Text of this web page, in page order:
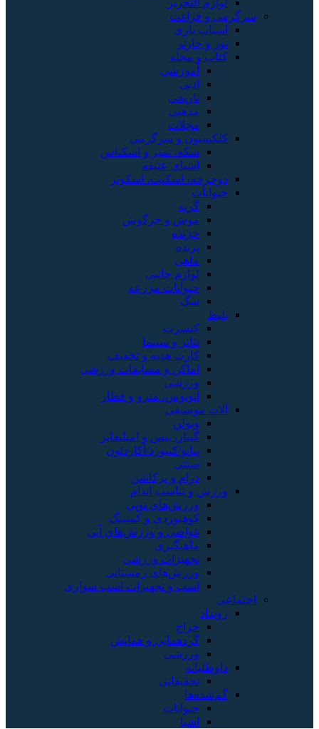
لوازم التحریر
سرگرمی و فراغت
اسباب‌ بازی
تور و چارتر
کتاب و مجله
آموزشی
ادبی
تاریخی
مذهبی
مجلات
کلکسیون و سرگرمی
سکه، تمبر و اسکناس
اشیای عتیقه
دوچرخه، اسکیت، اسکوتر
حیوانات
گربه
موش و خرگوش
خزنده
پرنده
ماهی
لوازم جانبی
حیوانات مزرعه
سگ
بلیط
کنسرت
تئاتر و سینما
کارت هدیه و تخفیف
اماکن و مسابقات ورزشی
ورزشی
اتوبوس، مترو و قطار
آلات موسیقی
ویولن
گیتار، بیس و امپلیفایر
پیانو/کیبورد/آکاردئون
سنتی
درام و پرکاشن
ورزش و تناسب اندام
ورزش‌های توپی
کوهنوردی و کمپینگ
غواصی و ورزش‌های آبی
ماهیگیری
تجهیزات ورزشی
ورزش‌های زمستانی
اسب و تجهیزات اسب سواری
اجتماعی
رویداد
حراج
گردهمایی و همایش
ورزشی
داوطلبانه
تحقیقاتی
گم‌شده‌ها
حیوانات
اشیا